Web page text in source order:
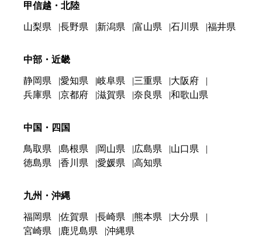
甲信越・北陸
山梨県 長野県 新潟県 富山県 石川県 福井県
中部・近畿
静岡県 愛知県 岐阜県 三重県
大阪府
兵庫県
京都府 滋賀県 奈良県 和歌山県
中国・四国
鳥取県 島根県 岡山県 広島県
山口県
徳島県
香川県 愛媛県 高知県
九州・沖縄
福岡県 佐賀県 長崎県 熊本県
大分県
宮崎県
鹿児島県 沖縄県